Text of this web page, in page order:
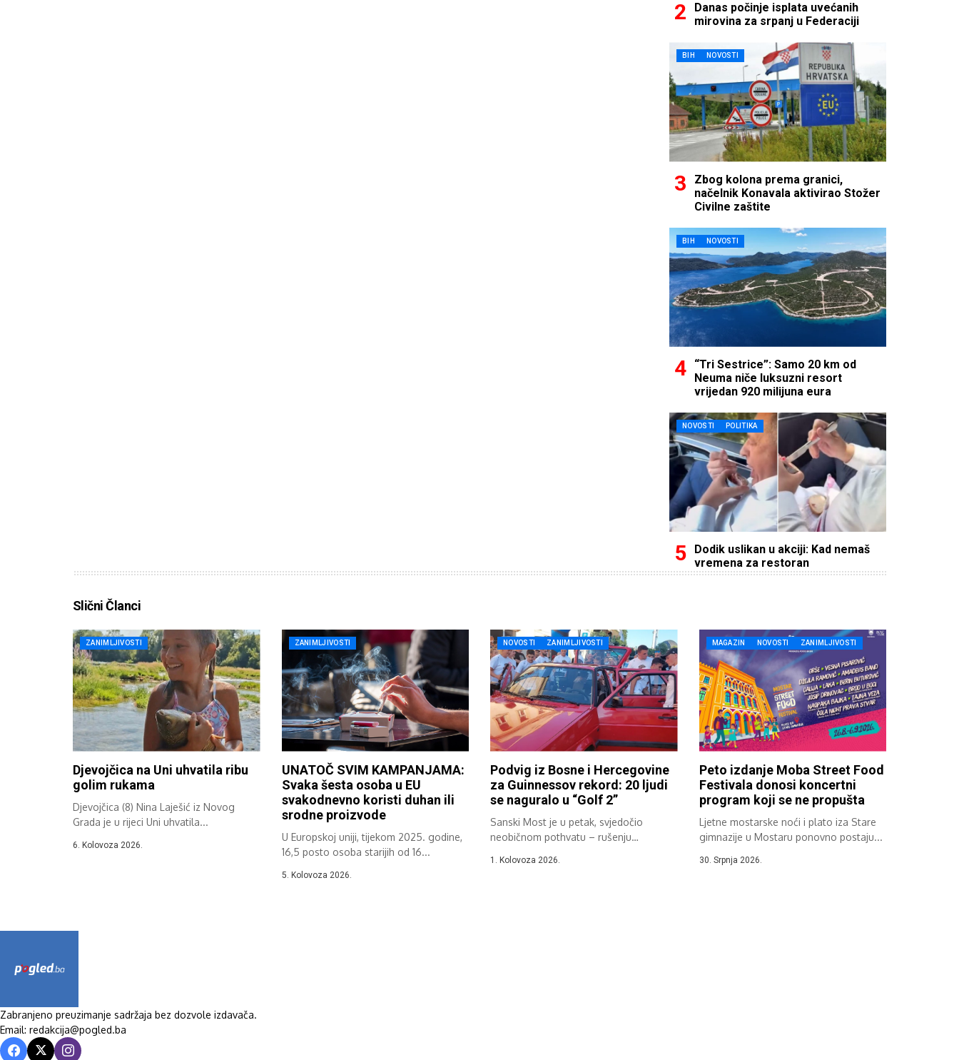
Danas počinje isplata uvećanih
mirovina za srpanj u Federaciji
BIH NOVOSTI
Zbog kolona prema granici,
načelnik Konavala aktivirao Stožer
Civilne zaštite
BIH NOVOSTI
“Tri Sestrice”: Samo 20 km od
Neuma niče luksuzni resort
vrijedan 920 milijuna eura
NOVOSTI POLITIKA
Dodik uslikan u akciji: Kad nemaš
vremena za restoran
Slični Članci
ZANIMLJIVOSTI
Djevojčica na Uni uhvatila ribu
golim rukama
Djevojčica (8) Nina Laješić iz Novog
Grada je u rijeci Uni uhvatila...
6. Kolovoza 2026.
ZANIMLJIVOSTI
UNATOČ SVIM KAMPANJAMA:
Svaka šesta osoba u EU
svakodnevno koristi duhan ili
srodne proizvode
U Europskoj uniji, tijekom 2025. godine,
16,5 posto osoba starijih od 16...
5. Kolovoza 2026.
NOVOSTI ZANIMLJIVOSTI
Podvig iz Bosne i Hercegovine
za Guinnessov rekord: 20 ljudi
se naguralo u “Golf 2”
Sanski Most je u petak, svjedočio
neobičnom pothvatu – rušenju
1. Kolovoza 2026.
MAGAZIN NOVOSTI ZANIMLJIVOSTI
Peto izdanje Moba Street Food
Festivala donosi koncertni
program koji se ne propušta
Ljetne mostarske noći i plato iza Stare
gimnazije u Mostaru ponovno postaju...
30. Srpnja 2026.
Zabranjeno preuzimanje sadržaja bez dozvole izdavača.
Email: redakcija@pogled.ba